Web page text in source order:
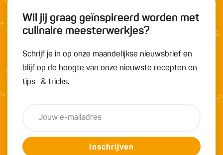
Wil jij graag geïnspireerd worden met
culinaire meesterwerkjes?
Schrijf je in op onze maandelijkse nieuwsbrief en
blijf op de hoogte van onze nieuwste recepten en
tips- & tricks.
Inschrijven